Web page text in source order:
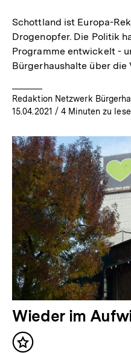
Schottland ist Europa-
Drogenopfer. Die Politik
Programme entwickelt -
Bürgerhaushalte über
Redaktion Netzwerk
15.04.2021 / 4 Minuten zu
Wieder im
Inhalt